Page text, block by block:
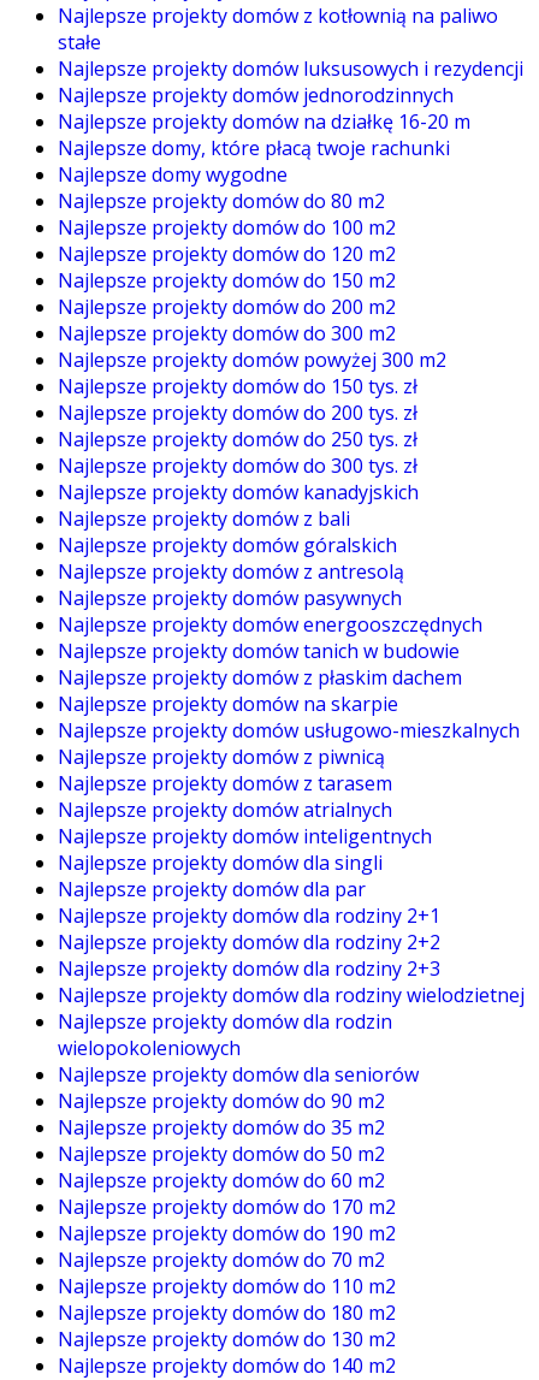
Najlepsze projekty domów z kotłownią na paliwo
stałe
Najlepsze projekty domów luksusowych i rezydencji
Najlepsze projekty domów jednorodzinnych
Najlepsze projekty domów na działkę 16-20 m
Najlepsze domy, które płacą twoje rachunki
Najlepsze domy wygodne
Najlepsze projekty domów do 80 m2
Najlepsze projekty domów do 100 m2
Najlepsze projekty domów do 120 m2
Najlepsze projekty domów do 150 m2
Najlepsze projekty domów do 200 m2
Najlepsze projekty domów do 300 m2
Najlepsze projekty domów powyżej 300 m2
Najlepsze projekty domów do 150 tys. zł
Najlepsze projekty domów do 200 tys. zł
Najlepsze projekty domów do 250 tys. zł
Najlepsze projekty domów do 300 tys. zł
Najlepsze projekty domów kanadyjskich
Najlepsze projekty domów z bali
Najlepsze projekty domów góralskich
Najlepsze projekty domów z antresolą
Najlepsze projekty domów pasywnych
Najlepsze projekty domów energooszczędnych
Najlepsze projekty domów tanich w budowie
Najlepsze projekty domów z płaskim dachem
Najlepsze projekty domów na skarpie
Najlepsze projekty domów usługowo-mieszkalnych
Najlepsze projekty domów z piwnicą
Najlepsze projekty domów z tarasem
Najlepsze projekty domów atrialnych
Najlepsze projekty domów inteligentnych
Najlepsze projekty domów dla singli
Najlepsze projekty domów dla par
Najlepsze projekty domów dla rodziny 2+1
Najlepsze projekty domów dla rodziny 2+2
Najlepsze projekty domów dla rodziny 2+3
Najlepsze projekty domów dla rodziny wielodzietnej
Najlepsze projekty domów dla rodzin
wielopokoleniowych
Najlepsze projekty domów dla seniorów
Najlepsze projekty domów do 90 m2
Najlepsze projekty domów do 35 m2
Najlepsze projekty domów do 50 m2
Najlepsze projekty domów do 60 m2
Najlepsze projekty domów do 170 m2
Najlepsze projekty domów do 190 m2
Najlepsze projekty domów do 70 m2
Najlepsze projekty domów do 110 m2
Najlepsze projekty domów do 180 m2
Najlepsze projekty domów do 130 m2
Najlepsze projekty domów do 140 m2